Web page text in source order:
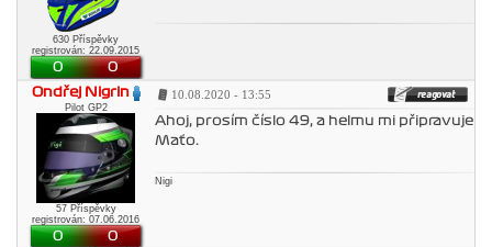
630 Příspěvky
registrován: 22.09.2015
0 0
Ondřej Nigrin
Pilot GP2
57 Příspěvky
registrován: 07.06.2016
0 0
10.08.2020 - 13:55
Ahoj, prosím číslo 49, a helmu mi připravuje
Maťo.
Nigi